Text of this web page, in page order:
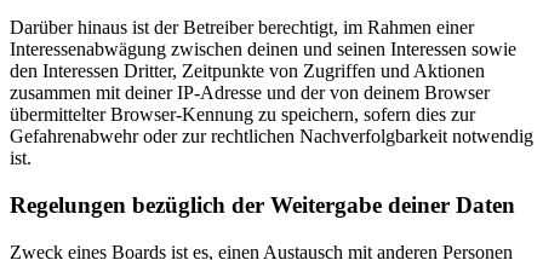
Darüber hinaus ist der Betreiber berechtigt, im Rahmen einer
Interessenabwägung zwischen deinen und seinen Interessen sowie
den Interessen Dritter, Zeitpunkte von Zugriffen und Aktionen
zusammen mit deiner IP-Adresse und der von deinem Browser
übermittelter Browser-Kennung zu speichern, sofern dies zur
Gefahrenabwehr oder zur rechtlichen Nachverfolgbarkeit notwendig
ist.
Regelungen bezüglich der Weitergabe deiner Daten
Zweck eines Boards ist es, einen Austausch mit anderen Personen